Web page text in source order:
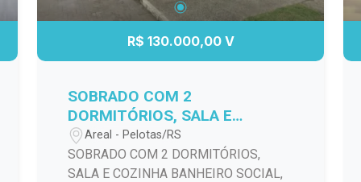
uma área de descanso. Além disso, a
que acomoda veículos com segurança.
das áreas mais desejadas de Pelotas.
Agende uma visita e venha conferir de
perto tudo o que esta casa tem a
oferecer!
R$ 130.000,00 V
SOBRADO COM 2
DORMITÓRIOS, SALA E
COZINHA BANHEIRO SOCIAL,
POSSUI PÁTIO.
Areal - Pelotas/RS
SOBRADO COM 2 DORMITÓRIOS,
SALA E COZINHA BANHEIRO SOCIAL,